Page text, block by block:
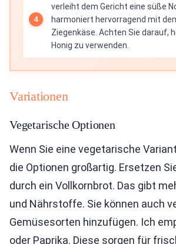
verleiht dem Gericht eine süße
harmoniert hervorragend mit
Ziegenkäse. Achten Sie darauf,
Honig zu verwenden.
Variationen
Vegetarische Optionen
Wenn Sie eine vegetarische
die Optionen großartig. Ersetzen
durch ein Vollkornbrot. Das gibt
und Nährstoffe. Sie können auch
Gemüsesorten hinzufügen. Ich
oder Paprika. Diese sorgen für